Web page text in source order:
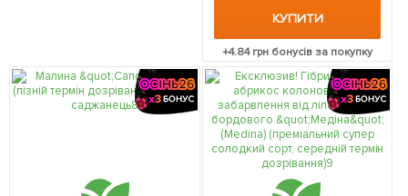
КУПИТИ
+4.84грн бонусів за покупку